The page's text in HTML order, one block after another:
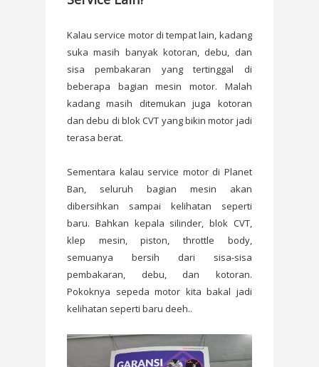
Kalau service motor di tempat lain, kadang
suka masih banyak kotoran, debu, dan
sisa pembakaran yang tertinggal di
beberapa bagian mesin motor. Malah
kadang masih ditemukan juga kotoran
dan debu di blok CVT yang bikin motor jadi
terasa berat.
Sementara kalau service motor di Planet
Ban, seluruh bagian mesin akan
dibersihkan sampai kelihatan seperti
baru. Bahkan kepala silinder, blok CVT,
klep mesin, piston, throttle body,
semuanya bersih dari sisa-sisa
pembakaran, debu, dan kotoran.
Pokoknya sepeda motor kita bakal jadi
kelihatan seperti baru deeh..